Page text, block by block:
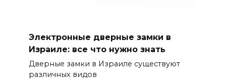
Электронные дверные замки в
Израиле: все что нужно знать
Дверные замки в Израиле существуют
различных видов